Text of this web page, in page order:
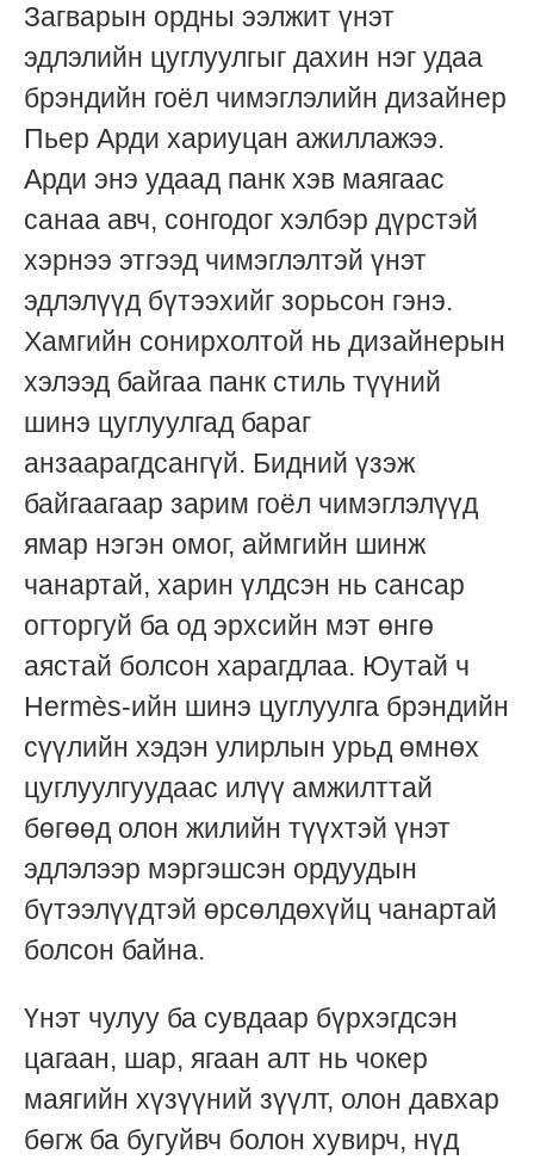
Загварын ордны ээлжит үнэт
эдлэлийн цуглуулгыг дахин нэг удаа
брэндийн гоёл чимэглэлийн дизайнер
Пьер Арди хариуцан ажиллажээ.
Арди энэ удаад панк хэв маягаас
санаа авч, сонгодог хэлбэр дүрстэй
хэрнээ этгээд чимэглэлтэй үнэт
эдлэлүүд бүтээхийг зорьсон гэнэ.
Хамгийн сонирхолтой нь дизайнерын
хэлээд байгаа панк стиль түүний
шинэ цуглуулгад бараг
анзаарагдсангүй. Бидний үзэж
байгаагаар зарим гоёл чимэглэлүүд
ямар нэгэн омог, аймгийн шинж
чанартай, харин үлдсэн нь сансар
огторгуй ба од эрхсийн мэт өнгө
аястай болсон харагдлаа. Юутай ч
Hermès-ийн шинэ цуглуулга брэндийн
сүүлийн хэдэн улирлын урьд өмнөх
цуглуулгуудаас илүү амжилттай
бөгөөд олон жилийн түүхтэй үнэт
эдлэлээр мэргэшсэн ордуудын
бүтээлүүдтэй өрсөлдөхүйц чанартай
болсон байна.
Үнэт чулуу ба сувдаар бүрхэгдсэн
цагаан, шар, ягаан алт нь чокер
маягийн хүзүүний зүүлт, олон давхар
бөгж ба бугуйвч болон хувирч, нүд